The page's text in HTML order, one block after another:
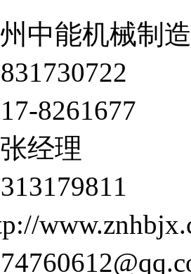
中能机械制
8261677
经理